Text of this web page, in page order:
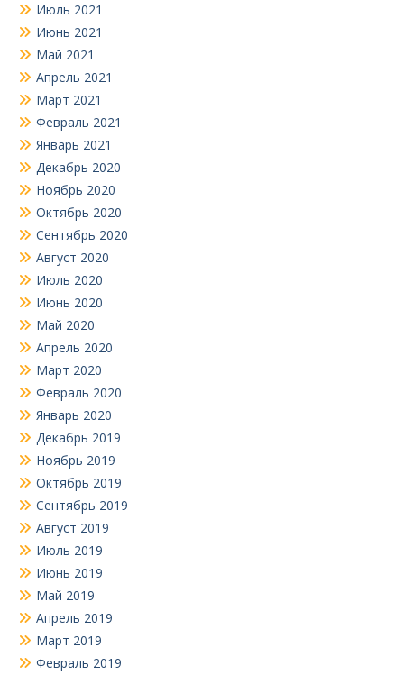
Июль 2021
Июнь 2021
Май 2021
Апрель 2021
Март 2021
Февраль 2021
Январь 2021
Декабрь 2020
Ноябрь 2020
Октябрь 2020
Сентябрь 2020
Август 2020
Июль 2020
Июнь 2020
Май 2020
Апрель 2020
Март 2020
Февраль 2020
Январь 2020
Декабрь 2019
Ноябрь 2019
Октябрь 2019
Сентябрь 2019
Август 2019
Июль 2019
Июнь 2019
Май 2019
Апрель 2019
Март 2019
Февраль 2019